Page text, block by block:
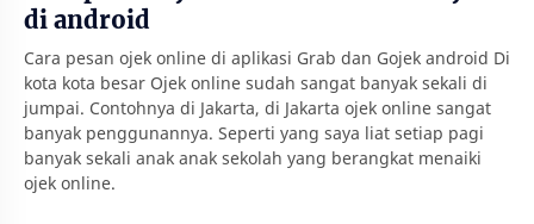
di android
Cara pesan ojek online di aplikasi Grab dan Gojek android Di
kota kota besar Ojek online sudah sangat banyak sekali di
jumpai. Contohnya di Jakarta, di Jakarta ojek online sangat
banyak penggunannya. Seperti yang saya liat setiap pagi
banyak sekali anak anak sekolah yang berangkat menaiki
ojek online.